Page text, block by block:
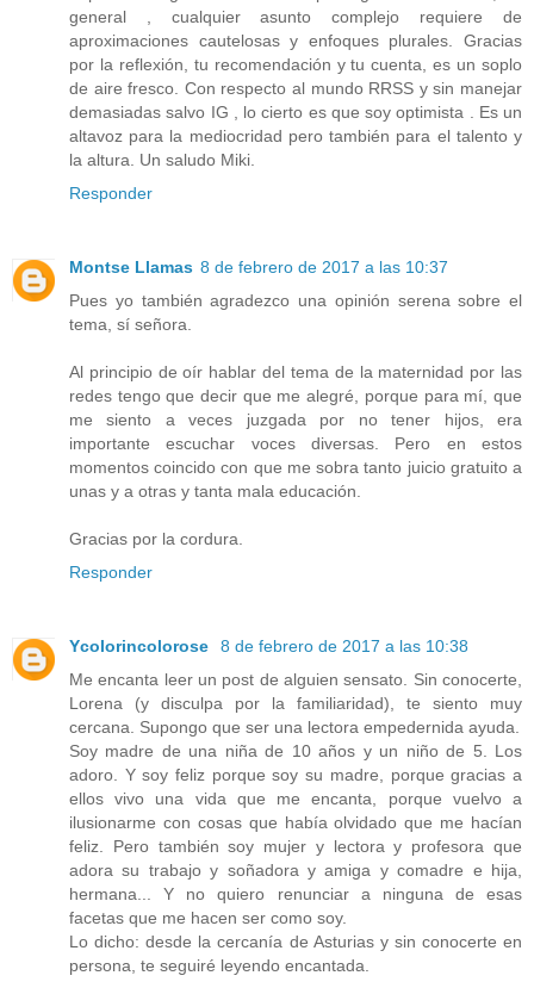
general , cualquier asunto complejo requiere de
aproximaciones cautelosas y enfoques plurales. Gracias
por la reflexión, tu recomendación y tu cuenta, es un soplo
de aire fresco. Con respecto al mundo RRSS y sin manejar
demasiadas salvo IG , lo cierto es que soy optimista . Es un
altavoz para la mediocridad pero también para el talento y
la altura. Un saludo Miki.
Responder
Montse Llamas 8 de febrero de 2017 a las 10:37
Pues yo también agradezco una opinión serena sobre el
tema, sí señora.
Al principio de oír hablar del tema de la maternidad por las
redes tengo que decir que me alegré, porque para mí, que
me siento a veces juzgada por no tener hijos, era
importante escuchar voces diversas. Pero en estos
momentos coincido con que me sobra tanto juicio gratuito a
unas y a otras y tanta mala educación.
Gracias por la cordura.
Responder
Ycolorincolorose
8 de febrero de 2017 a las 10:38
Me encanta leer un post de alguien sensato. Sin conocerte,
Lorena (y disculpa por la familiaridad), te siento muy
cercana. Supongo que ser una lectora empedernida ayuda.
Soy madre de una niña de 10 años y un niño de 5. Los
adoro. Y soy feliz porque soy su madre, porque gracias a
ellos vivo una vida que me encanta, porque vuelvo a
ilusionarme con cosas que había olvidado que me hacían
feliz. Pero también soy mujer y lectora y profesora que
adora su trabajo y soñadora y amiga y comadre e hija,
hermana... Y no quiero renunciar a ninguna de esas
facetas que me hacen ser como soy.
Lo dicho: desde la cercanía de Asturias y sin conocerte en
persona, te seguiré leyendo encantada.